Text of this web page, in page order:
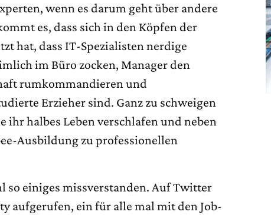
wenn es darum geht über andere
es, dass sich in den Köpfen der
hat, dass IT-Spezialisten nerdige
im Büro zocken, Manager den
rumkommandieren und
Erzieher sind. Ganz zu schweigen
ihr halbes Leben verschlafen und neben
Ausbildung zu professionellen
so einiges missverstanden. Auf Twitter
aufgerufen, ein für alle mal mit den Job-